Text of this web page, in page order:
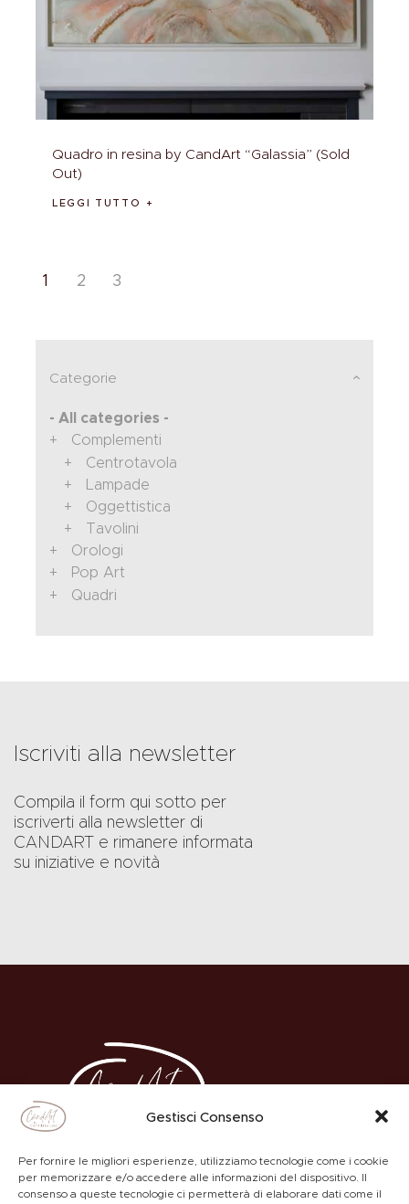
Gestisci Consenso
Per fornire le migliori esperienze, utilizziamo tecnologie come i cookie
per memorizzare e/o accedere alle informazioni del dispositivo. Il
consenso a queste tecnologie ci permetterà di elaborare dati come il
Quadro in resina by CandArt “Galassia” (Sold
Out)
LEGGI TUTTO
1 2 3
Categorie
- All categories -
Complementi
Centrotavola
Lampade
Oggettistica
Tavolini
Orologi
Pop Art
Quadri
Iscriviti alla newsletter
Compila il form qui sotto per
iscriverti alla newsletter di
CANDART e rimanere informata
su iniziative e novità